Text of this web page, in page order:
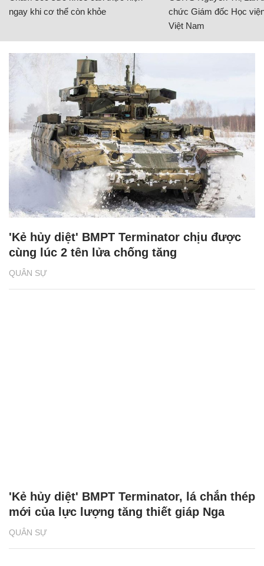
ngay khi cơ thể còn khỏe
chức Giám đốc Học
Việt Nam
QUÂN SỰ
'Kẻ hủy diệt' BMPT Terminator chịu được
cùng lúc 2 tên lửa chống tăng
QUÂN SỰ
'Kẻ hủy diệt' BMPT Terminator, lá chắn thép
mới của lực lượng tăng thiết giáp Nga